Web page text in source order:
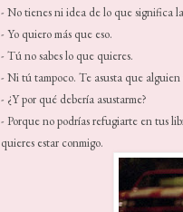
- No tienes ni idea de lo que significa
- Yo quiero más que eso.
- Tú no sabes lo que quieres.
- Ni tú tampoco. Te asusta que
- ¿Y por qué debería asustarme?
- Porque no podrías refugiarte en tus
quieres estar conmigo.